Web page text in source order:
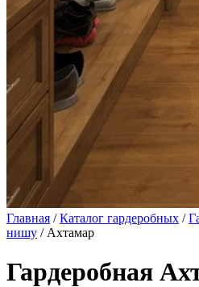
Главная /Каталог гардеробных /
нишу / Ахтамар
Гардеробная